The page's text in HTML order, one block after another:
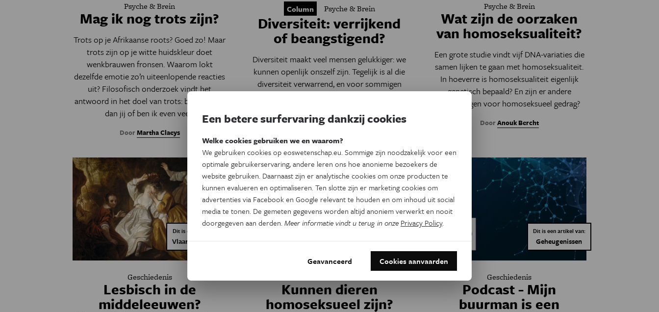
Psyche & Brein
Mag ik nog trots zijn?
Trots op je Afrikaanse roots? Goed zo! Maar
trots zijn op je witte huidskleur doet
wenkbrauwen fronsen. Waarom lokt
dezelfde emotie zo’n uiteenlopende reacties
uit? Filosofisch onderzoek vindt het
antwoord in het doel van trots: ben ik meer
dan jij of ben ik even veel?
DoorMartha Claeys
Column Psyche & Brein
Diversiteit: verrijkend
of beangstigend?
Diversiteit maakt veel mensen gelukkiger: we
kunnen openlijk onszelf zijn. Tegelijk is al die
diversiteit verwarrend, en voor sommigen
zonder de maatschappij te verscheuren?
DoorLiesbeth Gijsel
Psyche & Brein
Wat zijn de oorzaken
van homoseksualiteit?
Een grote studie vindt vijf DNA-variaties die
samen lijken te gaan met homoseksualiteit.
In hoeverre is homoseksualiteit eigenlijk
genetisch bepaald? En zijn er andere
aanleidingen voor homoseksueel gedrag?
DoorAnouk Bercht
Dit is een artikel van:
Vlaamse PhD Cup
Geschiedenis
Lesbisch in de
middeleeuwen?
Kunnen dieren
homoseksueel zijn?
Dit is een artikel van:
Geheugenissen
Geschiedenis
Podcast - Mijn
buurman is een
Een betere surfervaring dankzij cookies
Welke cookies gebruiken we en waarom?
We gebruiken cookies op eoswetenschap.eu. Sommige zijn noodzakelijk voor een
optimale gebruikerservaring, andere leren ons hoe anonieme bezoekers de
website gebruiken. Daarnaast zijn er analytische cookies om onze producten te
kunnen evalueren en optimaliseren. Ten slotte zijn er marketing cookies om
advertenties via Facebook en Google relevant te houden en om inhoud uit social
media te tonen. De gemeten gegevens worden altijd anoniem verwerkt en nooit
doorgegeven aan derden.Meer informatie vindt u terug in onze Privacy Policy.
Geavanceerd Cookies aanvaarden